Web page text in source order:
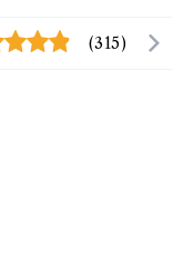
(315)